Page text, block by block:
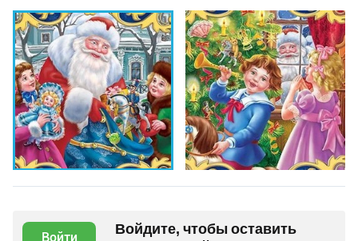
Войти
Войдите, чтобы оставить